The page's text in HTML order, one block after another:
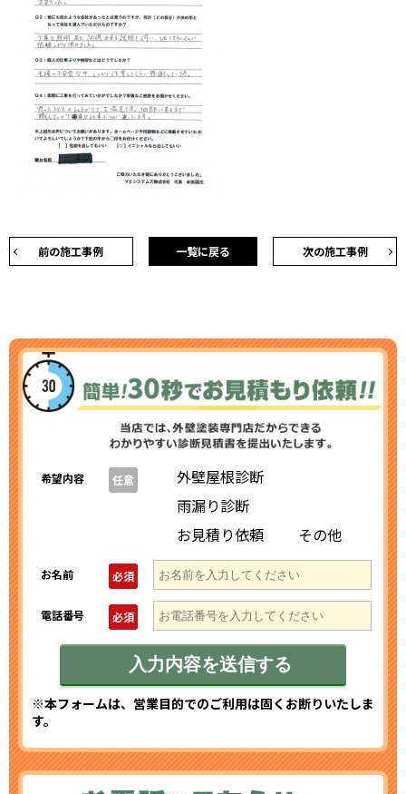
前の施工事例 次の施工事例
一覧に戻る
希望内容 任意
外壁屋根診断
雨漏り診断
お見積り依頼
その他
お名前 必須
電話番号 必須
※本フォームは、営業目的でのご利用は固くお断りいたしま
す。